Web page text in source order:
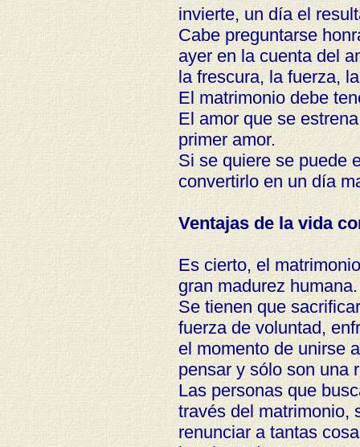
invierte, un día el
Cabe preguntarse
ayer en la cuenta del
la frescura, la fuerza,
El matrimonio debe
El amor que se
primer amor.
Si se quiere se puede
convertirlo en un día
Ventajas de la vida
Es cierto, el
gran madurez humana.
Se tienen que
fuerza de voluntad,
el momento de unirse
pensar y sólo son una
Las personas que
través del matrimonio,
renunciar a tantas